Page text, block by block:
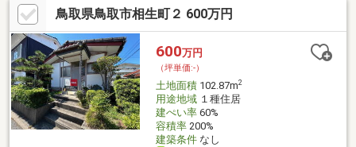
鳥取県鳥取市相生町２ 600万円
600万円
（坪単価:-）
土地面積102.87m2
用途地域１種住居
建ぺい率60%
容積率200%
建築条件なし